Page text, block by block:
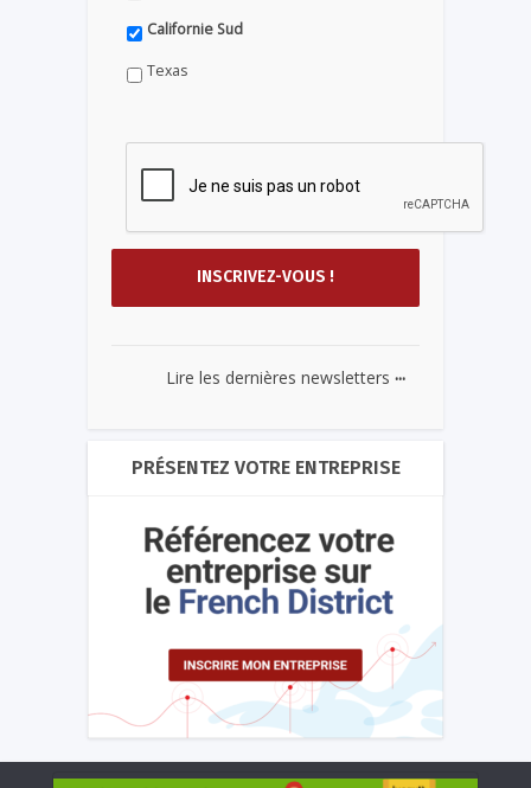
Californie Sud
Texas
Lire les dernières newsletters ...
PRÉSENTEZ VOTRE ENTREPRISE